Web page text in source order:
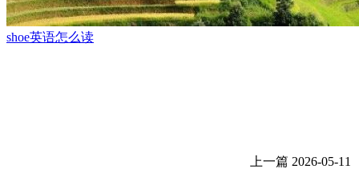
shoe英语怎么读
上一篇 2026-05-11